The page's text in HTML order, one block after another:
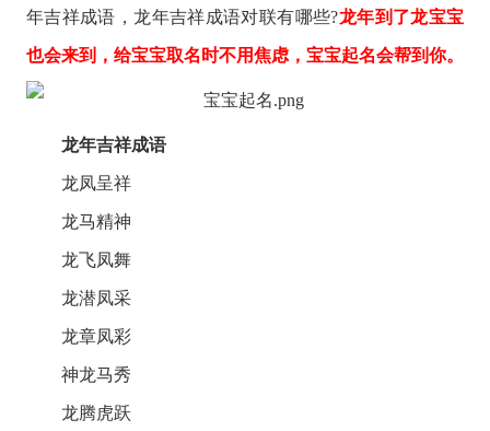
年吉祥成语，龙年吉祥成语对联有哪些?龙年到了龙宝宝
也会来到，给宝宝取名时不用焦虑，宝宝起名会帮到你。
龙年吉祥成语
龙凤呈祥
龙马精神
龙飞凤舞
龙潜凤采
龙章凤彩
神龙马秀
龙腾虎跃